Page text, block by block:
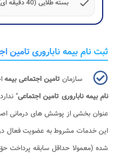
check بسته طلایی (40 دقیقه ای) وام ناباروری تامین اجتماعی
ثبت نام بیمه ناباروری تامین
سازمان تامین اجتماعی بیمه
نام بیمه ناباروری تامین اجتماعی"
عنوان بخشی از پوشش‌ های درمانی
این خدمات مشروط به عضویت فعال
شده (معمولا حداقل سابقه پرداخت